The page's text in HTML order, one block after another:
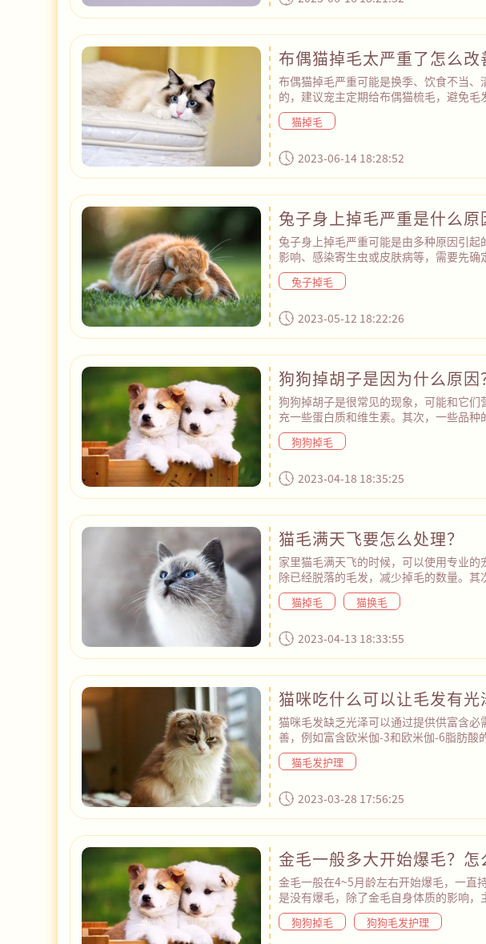
布偶猫掉毛太严重了怎么改
布偶猫掉毛严重可能是换季、饮食不当
的，建议宠主定期给布偶猫梳毛，避免
但洗澡不能太频繁，还要选择温和的洗护
太油腻的食物，适当补充Omega-3脂肪酸
尝试了以上方法但掉毛问题依然严重，
猫掉毛
2023-06-14 18:28:52
兔子身上掉毛严重是什么原
兔子身上掉毛严重可能是由多种原因引
影响、感染寄生虫或皮肤病等，需要先
生活中，建议宠主定期梳理和清洁兔子的
次，为兔子提供健康、均衡的饮食，让其
风，以避免兔子感染皮肤病或寄生虫，
兔子掉毛
2023-05-12 18:22:26
狗狗掉胡子是因为什么原因
狗狗掉胡子是很常见的现象，可能和它
充一些蛋白质和维生素。其次，一些品
毛等，它们换季脱毛的时候，也会有部分
生活在潮湿、脏污的环境中，或者使用的
后，狗狗到了一定的年纪之后，身体会
狗狗掉毛
2023-04-18 18:35:25
猫毛满天飞要怎么处理？
家里猫毛满天飞的时候，可以使用专业
除已经脱落的毛发，减少掉毛的数量。
理家具、地毯和床上用品上的猫毛。不怕
拭，这样可以把猫毛揉搓成一条一条的，
为猫咪定期洗澡可以帮助清洁毛发、去
猫掉毛 猫换毛
2023-04-13 18:33:55
猫咪吃什么可以让毛发有光
猫咪毛发缺乏光泽可以通过提供供富含
善，例如富含欧米伽-3和欧米伽-6脂肪酸
当补充维生素A、维生素E和锌等营养元
质来维持身体健康，而毛发主要由蛋白质
意定期给猫咪梳毛，确保猫咪有足够的
猫毛发护理
2023-03-28 17:56:25
金毛一般多大开始爆毛？怎
金毛一般在4~5月龄左右开始爆毛，一直
是没有爆毛，除了金毛自身体质的影响
成影响。今天小编就主要为大家介绍一下
狗狗掉毛 狗狗毛发护理